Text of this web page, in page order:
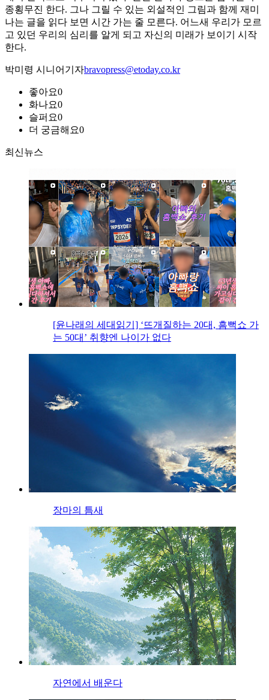
종횡무진 한다. 그나 그릴 수 있는 외설적인 그림과 함께 재미
나는 글을 읽다 보면 시간 가는 줄 모른다. 어느새 우리가 모르
고 있던 우리의 심리를 알게 되고 자신의 미래가 보이기 시작
한다.
박미령 시니어기자bravopress@etoday.co.kr
좋아요0
화나요0
슬퍼요0
더 궁금해요0
최신뉴스
[윤나래의 세대읽기] ‘뜨개질하는 20대, 흠뻑쇼 가
는 50대’ 취향엔 나이가 없다
장마의 틈새
자연에서 배운다